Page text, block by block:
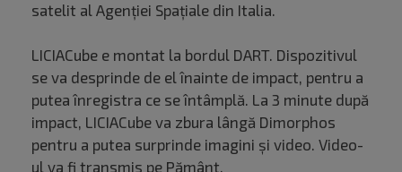
satelit al Agenției Spațiale din Italia.
LICIACube e montat la bordul DART. Dispozitivul
se va desprinde de el înainte de impact, pentru a
putea înregistra ce se întâmplă. La 3 minute după
impact, LICIACube va zbura lângă Dimorphos
pentru a putea surprinde imagini și video. Video-
ul va fi transmis pe Pământ.